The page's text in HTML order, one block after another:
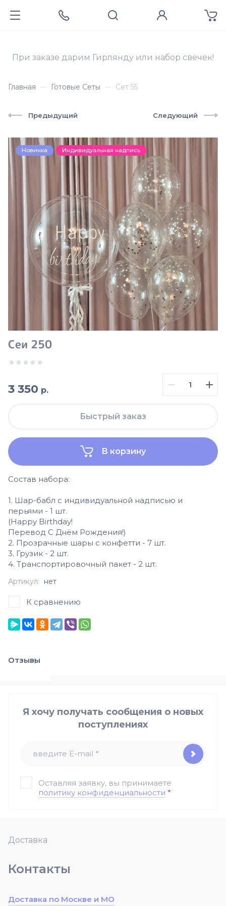
При заказе дарим Гирлянду или набор свечек!
Главная Готовые Сеты Сет 55
Предыдущий Следующий
Новинка Индивидуальная надпись
Сеи 250
3 350 р.
В корзину
Быстрый заказ
Состав набора:
1. Шар-бабл с индивидуальной надписью и
перьями - 1 шт.
(Happy Birthday!
Перевод С Днём Рождения!)
2. Прозрачные шары с конфетти - 7 шт.
3. Грузик - 2 шт.
4. Транспортировочный пакет - 2 шт.
Артикул: нет
К сравнению
Отзывы
Доставка
Контакты
Доставка по Москве и МО
Я хочу получать сообщения о новых
поступлениях
Оставляя заявку, вы принимаете
политику конфиденциальности *